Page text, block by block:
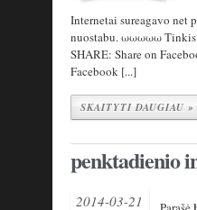
Internetai sureagavo net
nuostabu. ωωωωω
SHARE: Share on
Facebook [...]
SKAITYTI DAUGIAU »
penktadienio
2014-03-21